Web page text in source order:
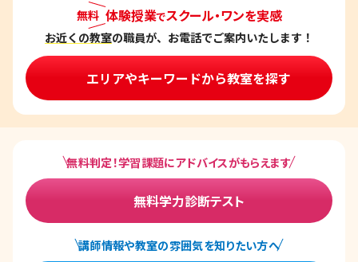
無料 体験授業でスクール・ワンを実感
お近くの教室の職員が、お電話でご案内いたします！
エリアやキーワードから教室を探す
無料判定！学習課題にアドバイスがもらえます
無料学力診断テスト
講師情報や教室の雰囲気を知りたい方へ